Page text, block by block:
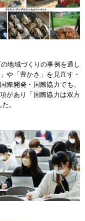
地域づくりの事例を通し
や「豊かさ」を見直す・
際開発・国際協⼒でも、
があり「国際協力は双方
。